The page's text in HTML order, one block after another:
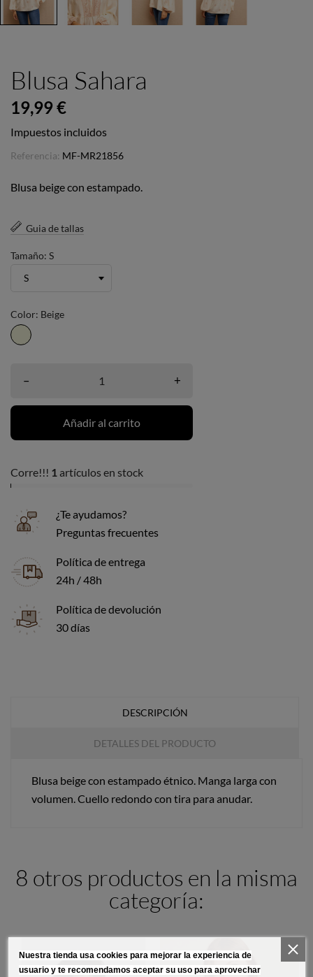
Blusa Sahara
19,99 €
Impuestos incluidos
Referencia: MF-MR21856
Blusa beige con estampado.
Guia de tallas
Tamaño: S
Color: Beige
Beige
– +
Añadir al carrito
Corre!!! 1artículos en stock
¿Te ayudamos?
Preguntas frecuentes
Política de entrega
24h / 48h
Política de devolución
30 días
DESCRIPCIÓN
DETALLES DEL PRODUCTO
Blusa beige con estampado étnico. Manga larga con
volumen. Cuello redondo con tira para anudar.
8 otros productos en la misma
categoría:
Nuestra tienda usa cookies para mejorar la experiencia de
usuario y te recomendamos aceptar su uso para aprovechar